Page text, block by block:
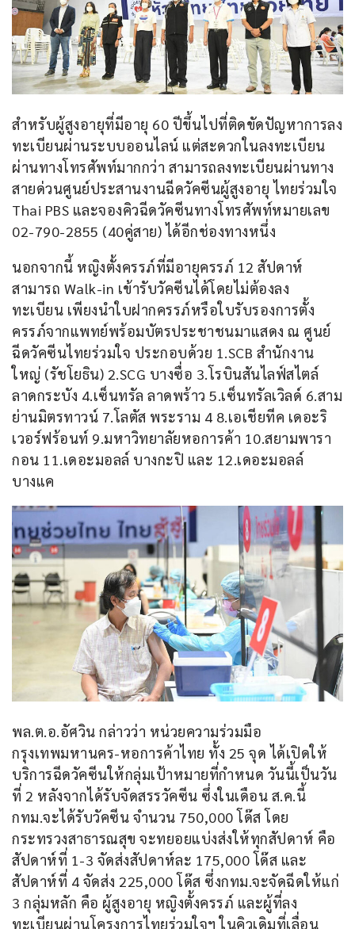
สำหรับผู้สูงอายุที่มีอายุ 60 ปีขึ้นไปที่ติดขัดปัญหาการลง
ทะเบียนผ่านระบบออนไลน์ แต่สะดวกในลงทะเบียน
ผ่านทางโทรศัพท์มากกว่า สามารถลงทะเบียนผ่านทาง
สายด่วนศูนย์ประสานงานฉีดวัคซีนผู้สูงอายุ ไทยร่วมใจ
Thai PBS และจองคิวฉีดวัคซีนทางโทรศัพท์หมายเลข
02-790-2855 (40คู่สาย) ได้อีกช่องทางหนึ่ง
นอกจากนี้ หญิงตั้งครรภ์ที่มีอายุครรภ์ 12 สัปดาห์
สามารถ Walk-in เข้ารับวัคซีนได้โดยไม่ต้องลง
ทะเบียน เพียงนำใบฝากครรภ์หรือใบรับรองการตั้ง
ครรภ์จากแพทย์พร้อมบัตรประชาชนมาแสดง ณ ศูนย์
ฉีดวัคซีนไทยร่วมใจ ประกอบด้วย 1.SCB สำนักงาน
ใหญ่ (รัชโยธิน) 2.SCG บางซื่อ 3.โรบินสันไลฟ์สไตล์
ลาดกระบัง 4.เซ็นทรัล ลาดพร้าว 5.เซ็นทรัลเวิลด์ 6.สาม
ย่านมิตรทาวน์ 7.โลตัส พระราม 4 8.เอเชียทีค เดอะริ
เวอร์ฟร้อนท์ 9.มหาวิทยาลัยหอการค้า 10.สยามพารา
กอน 11.เดอะมอลล์ บางกะปิ และ 12.เดอะมอลล์
บางแค
พล.ต.อ.อัศวิน กล่าวว่า หน่วยความร่วมมือ
กรุงเทพมหานคร-หอการค้าไทย ทั้ง 25 จุด ได้เปิดให้
บริการฉีดวัคซีนให้กลุ่มเป้าหมายที่กำหนด วันนี้เป็นวัน
ที่ 2 หลังจากได้รับจัดสรรวัคซีน ซึ่งในเดือน ส.ค.นี้
กทม.จะได้รับวัคซีน จำนวน 750,000 โด๊ส โดย
กระทรวงสาธารณสุข จะทยอยแบ่งส่งให้ทุกสัปดาห์ คือ
สัปดาห์ที่ 1-3 จัดส่งสัปดาห์ละ 175,000 โด๊ส และ
สัปดาห์ที่ 4 จัดส่ง 225,000 โด๊ส ซึ่งกทม.จะจัดฉีดให้แก่
3 กลุ่มหลัก คือ ผู้สูงอายุ หญิงตั้งครรภ์ และผู้ที่ลง
ทะเบียนผ่านโครงการไทยร่วมใจฯ ในคิวเดิมที่เลื่อน